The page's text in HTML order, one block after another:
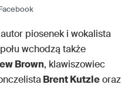
piosenek i wokalista
wchodzą także
Brown, klawiszowiec
Brent Kutzleoraz